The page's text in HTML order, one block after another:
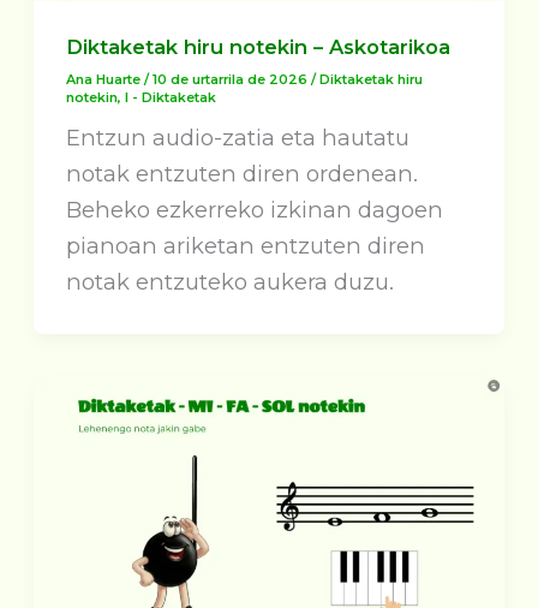
Diktaketak hiru notekin – Askotarikoa
Ana Huarte/10 de urtarrila de 2026/Diktaketak hiru
notekin,I - Diktaketak
Entzun audio-zatia eta hautatu
notak entzuten diren ordenean.
Beheko ezkerreko izkinan dagoen
pianoan ariketan entzuten diren
notak entzuteko aukera duzu.